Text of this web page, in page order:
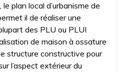
plan local d’urbanisme de
il de réaliser une
des PLU ou PLUI
de maison à ossature
structure constructive pour
l’aspect extérieur du